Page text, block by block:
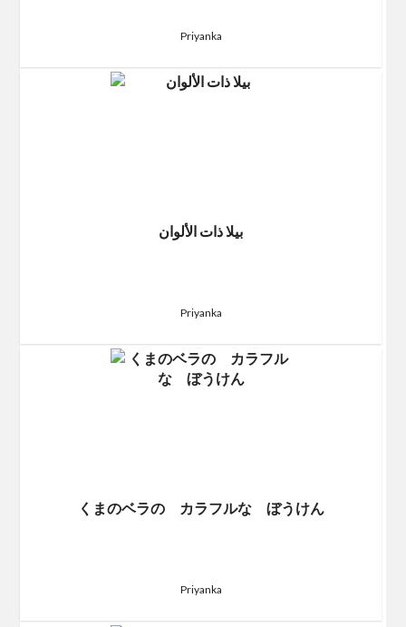
Priyanka
بيلا ذات الألوان
Priyanka
くまのベラの カラフルな ぼうけん
Priyanka